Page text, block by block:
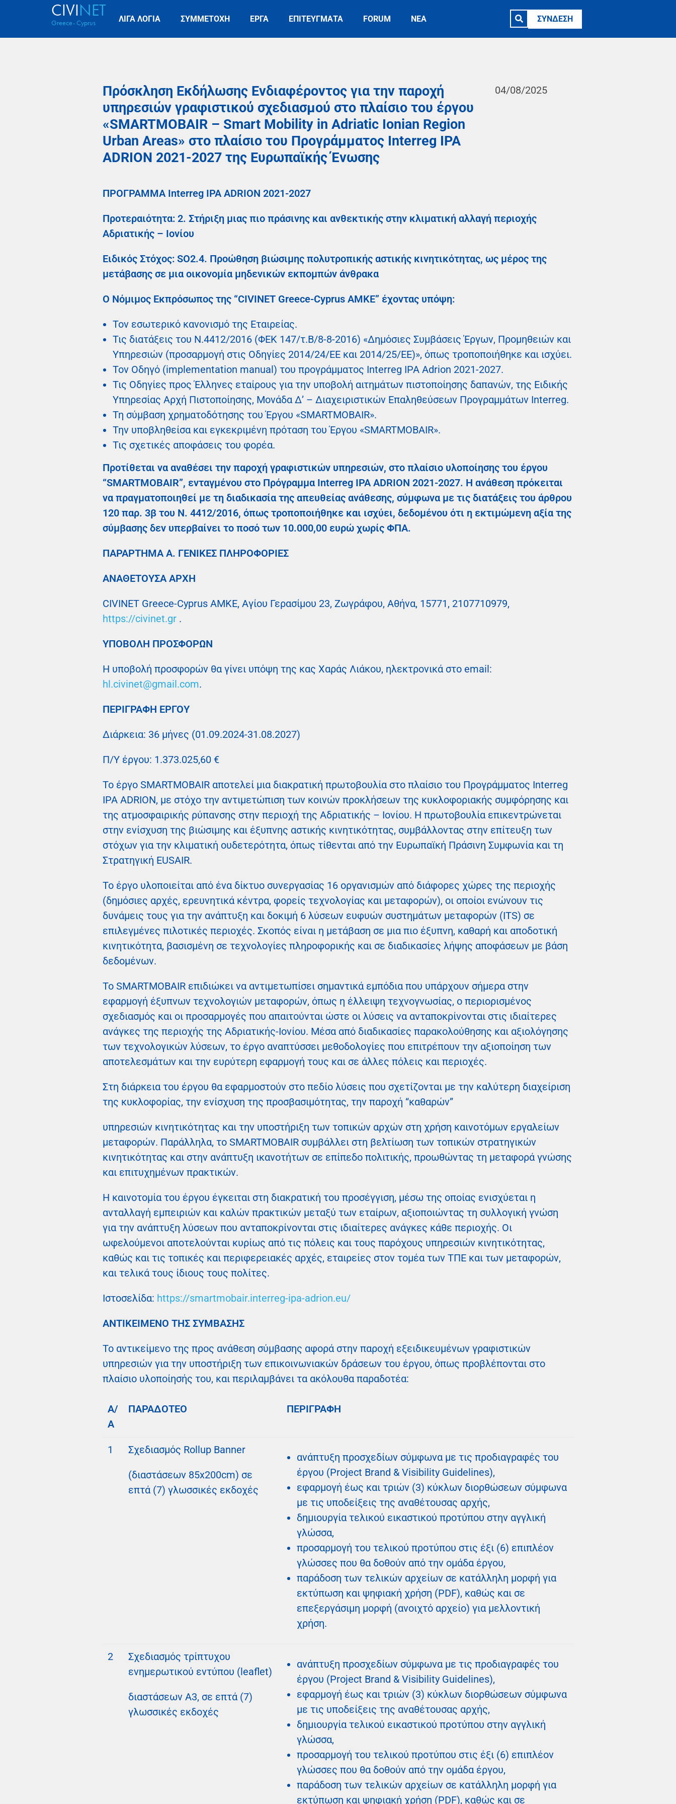
CIVINET
Greece- Cyprus ΛΙΓΑ ΛΟΓΙΑ ΣΥΜΜΕΤΟΧΗ ΕΡΓΑ ΕΠΙΤΕΥΓΜΑΤΑ FORUM ΝΕΑ ΣΥΝΔΕΣΗ
Πρόσκληση Εκδήλωσης Ενδιαφέροντος για την παροχή
υπηρεσιών γραφιστικού σχεδιασμού στο πλαίσιο του έργου
«SMARTMOBAIR – Smart Mobility in Adriatic Ionian Region
Urban Areas» στο πλαίσιο του Προγράμματος Interreg IPA
ADRION 2021-2027 της Ευρωπαϊκής Ένωσης
04/08/2025
ΠΡΟΓΡΑΜΜΑ Ιnterreg IPA ADRION 2021-2027
Προτεραιότητα: 2. Στήριξη μιας πιο πράσινης και ανθεκτικής στην κλιματική αλλαγή περιοχής
Αδριατικής – Ιονίου
Ειδικός Στόχος: SO2.4. Προώθηση βιώσιμης πολυτροπικής αστικής κινητικότητας, ως μέρος της
μετάβασης σε μια οικονομία μηδενικών εκπομπών άνθρακα
Ο Νόμιμος Εκπρόσωπος της “CIVINET Greece-Cyprus AMKE” έχοντας υπόψη:
Τον εσωτερικό κανονισμό της Εταιρείας.
Τις διατάξεις του Ν.4412/2016 (ΦΕΚ 147/τ.Β/8-8-2016) «Δημόσιες Συμβάσεις Έργων, Προμηθειών και
Υπηρεσιών (προσαρμογή στις Οδηγίες 2014/24/ΕΕ και 2014/25/ΕΕ)», όπως τροποποιήθηκε και ισχύει.
Τον Οδηγό (implementation manual) του προγράμματος Interreg IPA Adrion 2021-2027.
Τις Οδηγίες προς Έλληνες εταίρους για την υποβολή αιτημάτων πιστοποίησης δαπανών, της Ειδικής
Υπηρεσίας Αρχή Πιστοποίησης, Μονάδα Δ’ – Διαχειριστικών Επαληθεύσεων Προγραμμάτων Interreg.
Τη σύμβαση χρηματοδότησης του Έργου «SMARTMOBAIR».
Την υποβληθείσα και εγκεκριμένη πρόταση του Έργου «SMARTMOBAIR».
Τις σχετικές αποφάσεις του φορέα.
Προτίθεται να αναθέσει την παροχή γραφιστικών υπηρεσιών, στο πλαίσιο υλοποίησης του έργου
“SMARTMOBAIR”, ενταγμένου στο Πρόγραμμα Interreg IPA ADRION 2021-2027. Η ανάθεση πρόκειται
να πραγματοποιηθεί με τη διαδικασία της απευθείας ανάθεσης, σύμφωνα με τις διατάξεις του άρθρου
120 παρ. 3β του Ν. 4412/2016, όπως τροποποιήθηκε και ισχύει, δεδομένου ότι η εκτιμώμενη αξία της
σύμβασης δεν υπερβαίνει το ποσό των 10.000,00 ευρώ χωρίς ΦΠΑ.
ΠΑΡΑΡΤΗΜΑ Α. ΓΕΝΙΚΕΣ ΠΛΗΡΟΦΟΡΙΕΣ
ΑΝΑΘΕΤΟΥΣΑ ΑΡΧΗ
CIVINET Greece-Cyprus AMKE, Αγίου Γερασίμου 23, Ζωγράφου, Αθήνα, 15771, 2107710979,
https://civinet.gr .
ΥΠΟΒΟΛΗ ΠΡΟΣΦΟΡΩΝ
Η υποβολή προσφορών θα γίνει υπόψη της κας Xαράς Λιάκου, ηλεκτρονικά στο email:
hl.civinet@gmail.com.
ΠΕΡΙΓΡΑΦΗ ΕΡΓΟΥ
Διάρκεια: 36 μήνες (01.09.2024-31.08.2027)
Π/Υ έργου: 1.373.025,60 €
Το έργο SMARTMOBAIR αποτελεί μια διακρατική πρωτοβουλία στο πλαίσιο του Προγράμματος Interreg
IPA ADRION, με στόχο την αντιμετώπιση των κοινών προκλήσεων της κυκλοφοριακής συμφόρησης και
της ατμοσφαιρικής ρύπανσης στην περιοχή της Αδριατικής – Ιονίου. Η πρωτοβουλία επικεντρώνεται
στην ενίσχυση της βιώσιμης και έξυπνης αστικής κινητικότητας, συμβάλλοντας στην επίτευξη των
στόχων για την κλιματική ουδετερότητα, όπως τίθενται από την Ευρωπαϊκή Πράσινη Συμφωνία και τη
Στρατηγική EUSAIR.
Το έργο υλοποιείται από ένα δίκτυο συνεργασίας 16 οργανισμών από διάφορες χώρες της περιοχής
(δημόσιες αρχές, ερευνητικά κέντρα, φορείς τεχνολογίας και μεταφορών), οι οποίοι ενώνουν τις
δυνάμεις τους για την ανάπτυξη και δοκιμή 6 λύσεων ευφυών συστημάτων μεταφορών (ITS) σε
επιλεγμένες πιλοτικές περιοχές. Σκοπός είναι η μετάβαση σε μια πιο έξυπνη, καθαρή και αποδοτική
κινητικότητα, βασισμένη σε τεχνολογίες πληροφορικής και σε διαδικασίες λήψης αποφάσεων με βάση
δεδομένων.
Το SMARTMOBAIR επιδιώκει να αντιμετωπίσει σημαντικά εμπόδια που υπάρχουν σήμερα στην
εφαρμογή έξυπνων τεχνολογιών μεταφορών, όπως η έλλειψη τεχνογνωσίας, ο περιορισμένος
σχεδιασμός και οι προσαρμογές που απαιτούνται ώστε οι λύσεις να ανταποκρίνονται στις ιδιαίτερες
ανάγκες της περιοχής της Αδριατικής-Ιονίου. Μέσα από διαδικασίες παρακολούθησης και αξιολόγησης
των τεχνολογικών λύσεων, το έργο αναπτύσσει μεθοδολογίες που επιτρέπουν την αξιοποίηση των
αποτελεσμάτων και την ευρύτερη εφαρμογή τους και σε άλλες πόλεις και περιοχές.
Στη διάρκεια του έργου θα εφαρμοστούν στο πεδίο λύσεις που σχετίζονται με την καλύτερη διαχείριση
της κυκλοφορίας, την ενίσχυση της προσβασιμότητας, την παροχή “καθαρών”
υπηρεσιών κινητικότητας και την υποστήριξη των τοπικών αρχών στη χρήση καινοτόμων εργαλείων
μεταφορών. Παράλληλα, το SMARTMOBAIR συμβάλλει στη βελτίωση των τοπικών στρατηγικών
κινητικότητας και στην ανάπτυξη ικανοτήτων σε επίπεδο πολιτικής, προωθώντας τη μεταφορά γνώσης
και επιτυχημένων πρακτικών.
Η καινοτομία του έργου έγκειται στη διακρατική του προσέγγιση, μέσω της οποίας ενισχύεται η
ανταλλαγή εμπειριών και καλών πρακτικών μεταξύ των εταίρων, αξιοποιώντας τη συλλογική γνώση
για την ανάπτυξη λύσεων που ανταποκρίνονται στις ιδιαίτερες ανάγκες κάθε περιοχής. Οι
ωφελούμενοι αποτελούνται κυρίως από τις πόλεις και τους παρόχους υπηρεσιών κινητικότητας,
καθώς και τις τοπικές και περιφερειακές αρχές, εταιρείες στον τομέα των ΤΠΕ και των μεταφορών,
και τελικά τους ίδιους τους πολίτες.
Ιστοσελίδα: https://smartmobair.interreg-ipa-adrion.eu/
ΑΝΤΙΚΕΙΜΕΝΟ ΤΗΣ ΣΥΜΒΑΣΗΣ
Το αντικείμενο της προς ανάθεση σύμβασης αφορά στην παροχή εξειδικευμένων γραφιστικών
υπηρεσιών για την υποστήριξη των επικοινωνιακών δράσεων του έργου, όπως προβλέπονται στο
πλαίσιο υλοποίησής του, και περιλαμβάνει τα ακόλουθα παραδοτέα:
Α/
Α
ΠΑΡΑΔΟΤΕΟ ΠΕΡΙΓΡΑΦΗ
1 Σχεδιασμός Rollup Banner
(διαστάσεων 85x200cm) σε
επτά (7) γλωσσικές εκδοχές
ανάπτυξη προσχεδίων σύμφωνα με τις προδιαγραφές του
έργου (Project Brand & Visibility Guidelines),
εφαρμογή έως και τριών (3) κύκλων διορθώσεων σύμφωνα
με τις υποδείξεις της αναθέτουσας αρχής,
δημιουργία τελικού εικαστικού προτύπου στην αγγλική
γλώσσα,
προσαρμογή του τελικού προτύπου στις έξι (6) επιπλέον
γλώσσες που θα δοθούν από την ομάδα έργου,
παράδοση των τελικών αρχείων σε κατάλληλη μορφή για
εκτύπωση και ψηφιακή χρήση (PDF), καθώς και σε
επεξεργάσιμη μορφή (ανοιχτό αρχείο) για μελλοντική
χρήση.
2
Σχεδιασμός τρίπτυχου
ενημερωτικού εντύπου (leaflet)
διαστάσεων Α3, σε επτά (7)
γλωσσικές εκδοχές
ανάπτυξη προσχεδίων σύμφωνα με τις προδιαγραφές του
έργου (Project Brand & Visibility Guidelines),
εφαρμογή έως και τριών (3) κύκλων διορθώσεων σύμφωνα
με τις υποδείξεις της αναθέτουσας αρχής,
δημιουργία τελικού εικαστικού προτύπου στην αγγλική
γλώσσα,
προσαρμογή του τελικού προτύπου στις έξι (6) επιπλέον
γλώσσες που θα δοθούν από την ομάδα έργου,
παράδοση των τελικών αρχείων σε κατάλληλη μορφή για
εκτύπωση και ψηφιακή χρήση (PDF), καθώς και σε